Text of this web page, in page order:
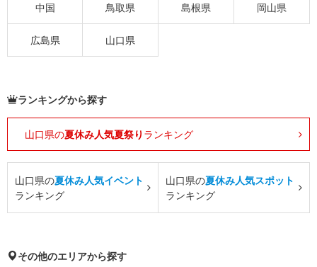
中国 鳥取県 島根県 岡山県
広島県 山口県
ランキングから探す
山口県の夏休み人気夏祭り ランキング
山口県の夏休み人気イベント
ランキング
山口県の夏休み人気スポット
ランキング
その他のエリアから探す